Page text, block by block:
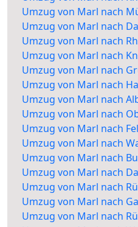
Umzug von Marl nach
Umzug von Marl nach
Umzug von Marl nach
Umzug von Marl nach
Umzug von Marl nach
Umzug von Marl nach
Umzug von Marl nach
Umzug von Marl nach
Umzug von Marl nach
Umzug von Marl nach
Umzug von Marl nach
Umzug von Marl nach
Umzug von Marl nach
Umzug von Marl nach
Umzug von Marl nach